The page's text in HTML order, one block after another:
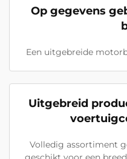
Op gegevens
Een uitgebreide
Uitgebreid
Volledig assortiment